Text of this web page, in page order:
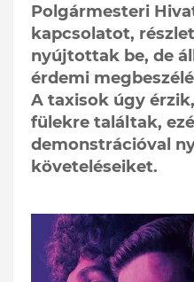
Polgármesteri
kapcsolatot,
nyújtottak be, de
érdemi
A taxisok úgy
fülekre találtak,
demonstrációval
követeléseiket.